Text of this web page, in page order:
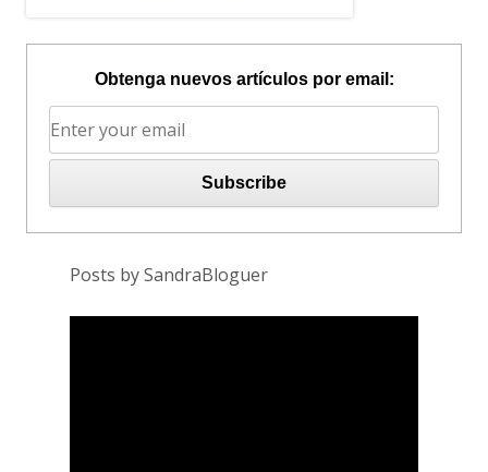
Obtenga nuevos artículos por email:
Posts by SandraBloguer